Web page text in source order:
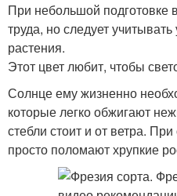
При небольшой подготовке
труда, но следует
растения.
Этот цвет любит, чтобы
Солнце ему жизненно
которые легко обжигают
стебли стоит и от ветра.
просто поломают хрупкие